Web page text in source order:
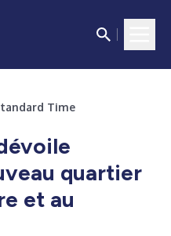
Time
quartier
et au